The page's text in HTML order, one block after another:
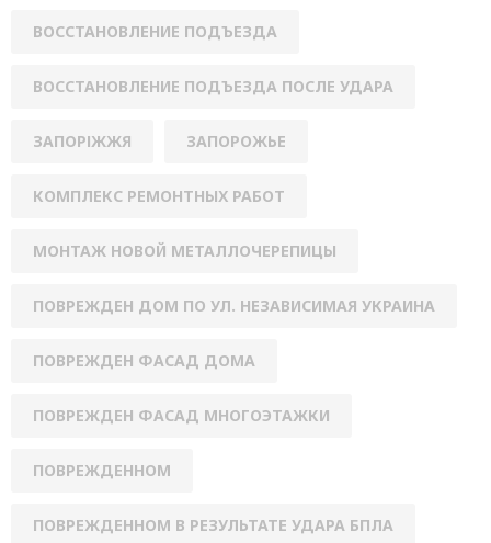
ВОССТАНОВЛЕНИЕ ПОДЪЕЗДА
ВОССТАНОВЛЕНИЕ ПОДЪЕЗДА ПОСЛЕ УДАРА
ЗАПОРІЖЖЯ ЗАПОРОЖЬЕ
КОМПЛЕКС РЕМОНТНЫХ РАБОТ
МОНТАЖ НОВОЙ МЕТАЛЛОЧЕРЕПИЦЫ
ПОВРЕЖДЕН ДОМ ПО УЛ. НЕЗАВИСИМАЯ УКРАИНА
ПОВРЕЖДЕН ФАСАД ДОМА
ПОВРЕЖДЕН ФАСАД МНОГОЭТАЖКИ
ПОВРЕЖДЕННОМ
ПОВРЕЖДЕННОМ В РЕЗУЛЬТАТЕ УДАРА БПЛА